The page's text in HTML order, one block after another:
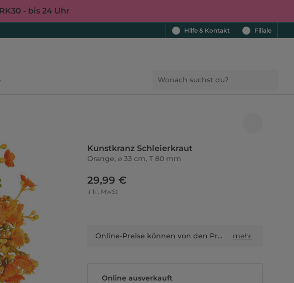
- bis 24 Uhr
Hilfe & Kontakt Filiale
Kunstkranz Schleierkraut
Orange, ⌀ 33 cm, T 80 mm
29,99 €
inkl. MwSt
Online-Preise können von den Preisen in Filialen sowie Shop-in-Shop-Flächen abweichen. mehr
Online ausverkauft